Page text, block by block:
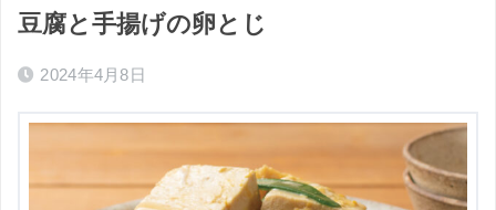
豆腐と手揚げの卵とじ
2024年4月8日